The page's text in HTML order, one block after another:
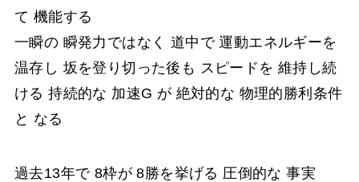
て 機能する
一瞬の 瞬発力ではなく 道中で 運動エネルギーを
温存し 坂を登り切った後も スピードを 維持し続
ける 持続的な 加速G が 絶対的な 物理的勝利条件
と なる
過去13年で 8枠が 8勝を挙げる 圧倒的な 事実